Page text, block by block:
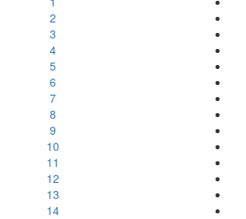
2
3
4
5
6
7
8
9
10
11
12
13
14